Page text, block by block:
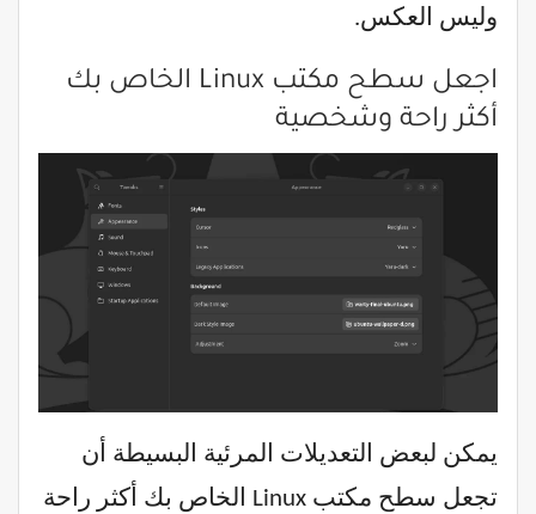
وليس العكس.
اجعل سطح مكتب Linux الخاص بك
أكثر راحة وشخصية
يمكن لبعض التعديلات المرئية البسيطة أن
تجعل سطح مكتب Linux الخاص بك أكثر راحة